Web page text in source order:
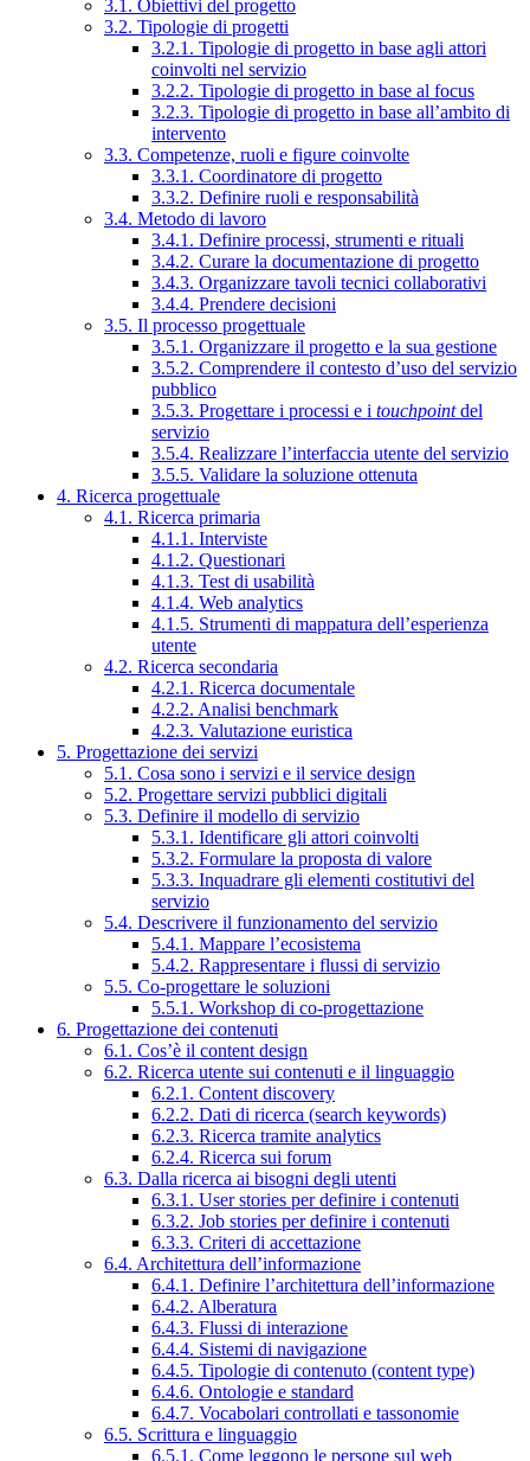
3.1. Obiettivi del progetto
3.2. Tipologie di progetti
3.2.1. Tipologie di progetto in base agli attori
coinvolti nel servizio
3.2.2. Tipologie di progetto in base al focus
3.2.3. Tipologie di progetto in base all’ambito di
intervento
3.3. Competenze, ruoli e figure coinvolte
3.3.1. Coordinatore di progetto
3.3.2. Definire ruoli e responsabilità
3.4. Metodo di lavoro
3.4.1. Definire processi, strumenti e rituali
3.4.2. Curare la documentazione di progetto
3.4.3. Organizzare tavoli tecnici collaborativi
3.4.4. Prendere decisioni
3.5. Il processo progettuale
3.5.1. Organizzare il progetto e la sua gestione
3.5.2. Comprendere il contesto d’uso del servizio
pubblico
3.5.3. Progettare i processi e i touchpointdel
servizio
3.5.4. Realizzare l’interfaccia utente del servizio
3.5.5. Validare la soluzione ottenuta
4. Ricerca progettuale
4.1. Ricerca primaria
4.1.1. Interviste
4.1.2. Questionari
4.1.3. Test di usabilità
4.1.4. Web analytics
4.1.5. Strumenti di mappatura dell’esperienza
utente
4.2. Ricerca secondaria
4.2.1. Ricerca documentale
4.2.2. Analisi benchmark
4.2.3. Valutazione euristica
5. Progettazione dei servizi
5.1. Cosa sono i servizi e il service design
5.2. Progettare servizi pubblici digitali
5.3. Definire il modello di servizio
5.3.1. Identificare gli attori coinvolti
5.3.2. Formulare la proposta di valore
5.3.3. Inquadrare gli elementi costitutivi del
servizio
5.4. Descrivere il funzionamento del servizio
5.4.1. Mappare l’ecosistema
5.4.2. Rappresentare i flussi di servizio
5.5. Co-progettare le soluzioni
5.5.1. Workshop di co-progettazione
6. Progettazione dei contenuti
6.1. Cos’è il content design
6.2. Ricerca utente sui contenuti e il linguaggio
6.2.1. Content discovery
6.2.2. Dati di ricerca (search keywords)
6.2.3. Ricerca tramite analytics
6.2.4. Ricerca sui forum
6.3. Dalla ricerca ai bisogni degli utenti
6.3.1. User stories per definire i contenuti
6.3.2. Job stories per definire i contenuti
6.3.3. Criteri di accettazione
6.4. Architettura dell’informazione
6.4.1. Definire l’architettura dell’informazione
6.4.2. Alberatura
6.4.3. Flussi di interazione
6.4.4. Sistemi di navigazione
6.4.5. Tipologie di contenuto (content type)
6.4.6. Ontologie e standard
6.4.7. Vocabolari controllati e tassonomie
6.5. Scrittura e linguaggio
6.5.1. Come leggono le persone sul web